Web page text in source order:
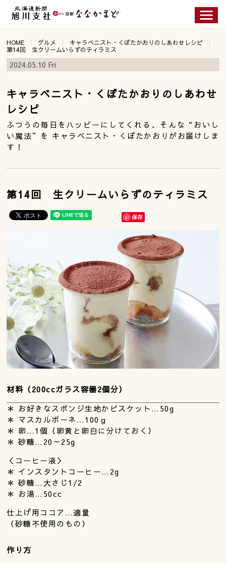
HOME グルメ
キャラベニスト・くぼたかおりのしあわせレシピ
第14回 生クリームいらずのティラミス
2024.05.10 Fri
キャラベニスト・くぼたかおりのしあわせ
レシピ
ふつうの毎日をハッピーにしてくれる、そんな“おいし
い魔法”を キャラベニスト・くぼたかおりがお届けしま
す！
第14回 生クリームいらずのティラミス
保存
材料（200ccガラス容器2個分）
＊ お好きなスポンジ生地かビスケット…50g
＊ マスカルポーネ…100ｇ
＊ 卵…1個（卵黄と卵白に分けておく）
＊ 砂糖…20～25g
＜コーヒー液＞
＊ インスタントコーヒー…2g
＊ 砂糖…大さじ1/2
＊ お湯…50cc
仕上げ用ココア…適量
（砂糖不使用のもの）
作り方